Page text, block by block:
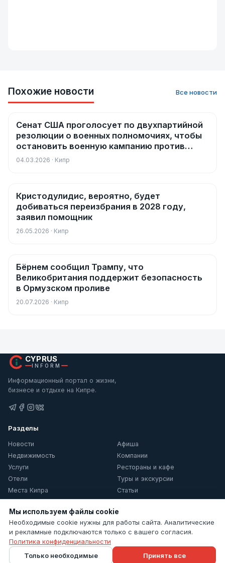
Похожие новости Все новости
Новости
Сенат США проголосует по двухпартийной
резолюции о военных полномочиях, чтобы
остановить военную кампанию против
Ирана
04.03.2026 · Кипр
Новости
Кристодулидис, вероятно, будет
добиваться переизбрания в 2028 году,
заявил помощник
26.05.2026 · Кипр
Новости
Бёрнем сообщил Трампу, что
Великобритания поддержит безопасность
в Ормузском проливе
20.07.2026 · Кипр
CYPRUS
INFORM
Информационный портал о жизни,
бизнесе и отдыхе на Кипре.
Разделы
Новости
Афиша
Недвижимость
Компании
Услуги
Рестораны и кафе
Отели
Туры и экскурсии
Места Кипра
Статьи
Информация
Контакты
Политика конфиденциальности
Настройки cookie
Мы используем файлы cookie
Необходимые cookie нужны для работы сайта. Аналитические
и рекламные подключаются только с вашего согласия.
Политика конфиденциальности
Только необходимые
Принять все